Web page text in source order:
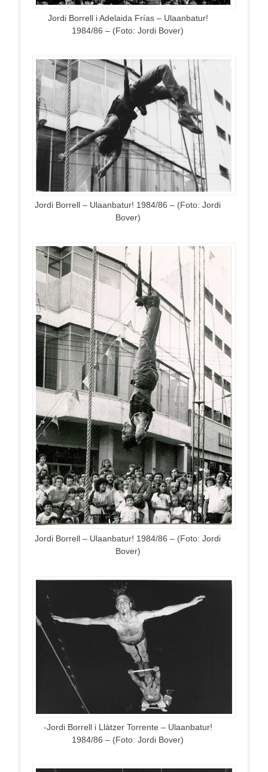
Jordi Borrell i Adelaida Frías – Ulaanbatur!
1984/86 – (Foto: Jordi Bover)
Jordi Borrell – Ulaanbatur! 1984/86 – (Foto: Jordi
Bover)
Jordi Borrell – Ulaanbatur! 1984/86 – (Foto: Jordi
Bover)
-Jordi Borrell i Llàtzer Torrente – Ulaanbatur!
1984/86 – (Foto: Jordi Bover)